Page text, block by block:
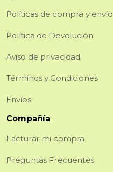
Políticas de compra y envío
Política de Devolución
Aviso de privacidad
Términos y Condiciones
Envíos
Compañía
Facturar mi compra
Preguntas Frecuentes